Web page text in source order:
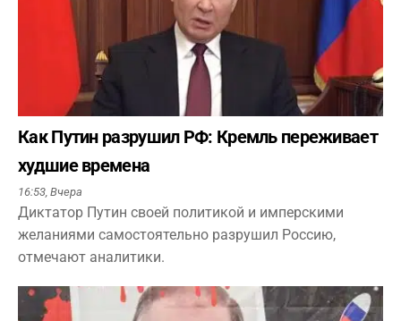
Как Путин разрушил РФ: Кремль переживает
худшие времена
16:53, Вчера
Диктатор Путин своей политикой и имперскими
желаниями самостоятельно разрушил Россию,
отмечают аналитики.